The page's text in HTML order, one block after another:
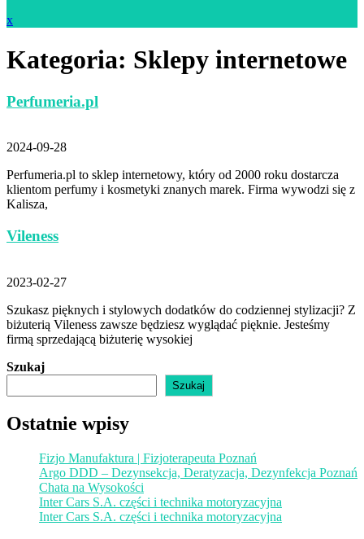
xClose
Kategoria: Sklepy internetowe
Perfumeria.pl
2024-09-28
Perfumeria.pl to sklep internetowy, który od 2000 roku dostarcza
klientom perfumy i kosmetyki znanych marek. Firma wywodzi się z
Kalisza,
Vileness
2023-02-27
Szukasz pięknych i stylowych dodatków do codziennej stylizacji? Z
biżuterią Vileness zawsze będziesz wyglądać pięknie. Jesteśmy
firmą sprzedającą biżuterię wysokiej
Szukaj
Szukaj
Ostatnie wpisy
Fizjo Manufaktura | Fizjoterapeuta Poznań
Argo DDD – Dezynsekcja, Deratyzacja, Dezynfekcja Poznań
Chata na Wysokości
Inter Cars S.A. części i technika motoryzacyjna
Inter Cars S.A. części i technika motoryzacyjna